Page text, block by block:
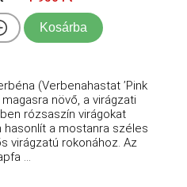
Kosárba
(Verbenahastat ’Pink
növő, a virágzati
rózsaszín virágokat
a mostanra széles
virágzatú rokonához. Az
...